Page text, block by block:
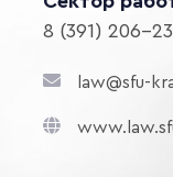
8 (391) 206-
law@sfu-